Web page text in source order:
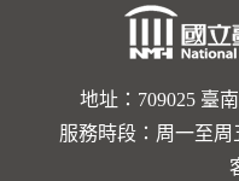
勒大地
歌]【對
世界與
命的依
地址：709025 臺
服務時段：周一至周